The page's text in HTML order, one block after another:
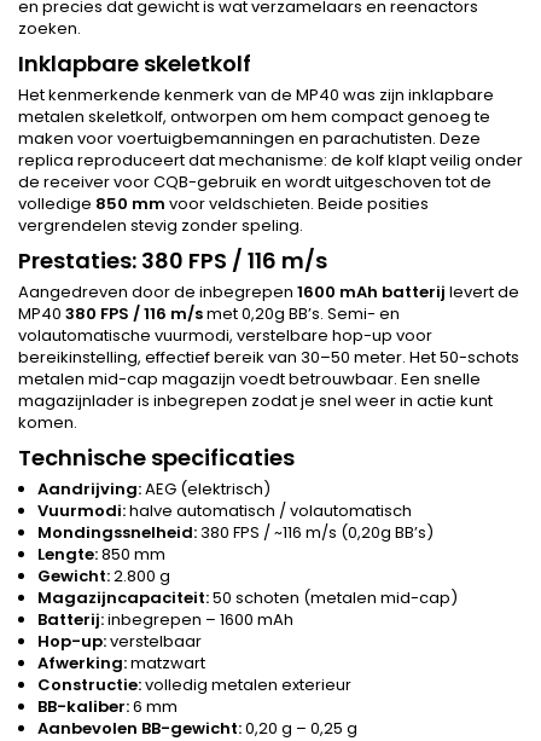
en precies dat gewicht is wat verzamelaars en reenactors
zoeken.
Inklapbare skeletkolf
Het kenmerkende kenmerk van de MP40 was zijn inklapbare
metalen skeletkolf, ontworpen om hem compact genoeg te
maken voor voertuigbemanningen en parachutisten. Deze
replica reproduceert dat mechanisme: de kolf klapt veilig onder
de receiver voor CQB-gebruik en wordt uitgeschoven tot de
volledige 850 mm voor veldschieten. Beide posities
vergrendelen stevig zonder speling.
Prestaties: 380 FPS / 116 m/s
Aangedreven door de inbegrepen 1600 mAh batterij levert de
MP40 380 FPS / 116 m/smet 0,20g BB’s. Semi- en
volautomatische vuurmodi, verstelbare hop-up voor
bereikinstelling, effectief bereik van 30–50 meter. Het 50-schots
metalen mid-cap magazijn voedt betrouwbaar. Een snelle
magazijnlader is inbegrepen zodat je snel weer in actie kunt
komen.
Technische specificaties
Aandrijving:AEG (elektrisch)
Vuurmodi:halve automatisch / volautomatisch
Mondingssnelheid:380 FPS / ~116 m/s (0,20g BB’s)
Lengte:850 mm
Gewicht:2.800 g
Magazijncapaciteit:50 schoten (metalen mid-cap)
Batterij:inbegrepen – 1600 mAh
Hop-up:verstelbaar
Afwerking:matzwart
Constructie:volledig metalen exterieur
BB-kaliber:6 mm
Aanbevolen BB-gewicht:0,20 g – 0,25 g